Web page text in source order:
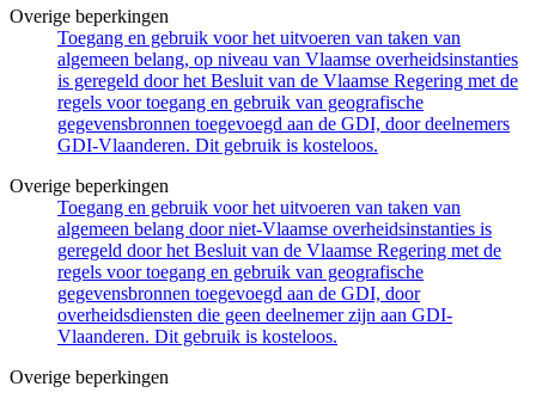
Overige beperkingen
Toegang en gebruik voor het uitvoeren van taken van
algemeen belang, op niveau van Vlaamse overheidsinstanties
is geregeld door het Besluit van de Vlaamse Regering met de
regels voor toegang en gebruik van geografische
gegevensbronnen toegevoegd aan de GDI, door deelnemers
GDI-Vlaanderen. Dit gebruik is kosteloos.
Overige beperkingen
Toegang en gebruik voor het uitvoeren van taken van
algemeen belang door niet-Vlaamse overheidsinstanties is
geregeld door het Besluit van de Vlaamse Regering met de
regels voor toegang en gebruik van geografische
gegevensbronnen toegevoegd aan de GDI, door
overheidsdiensten die geen deelnemer zijn aan GDI-
Vlaanderen. Dit gebruik is kosteloos.
Overige beperkingen